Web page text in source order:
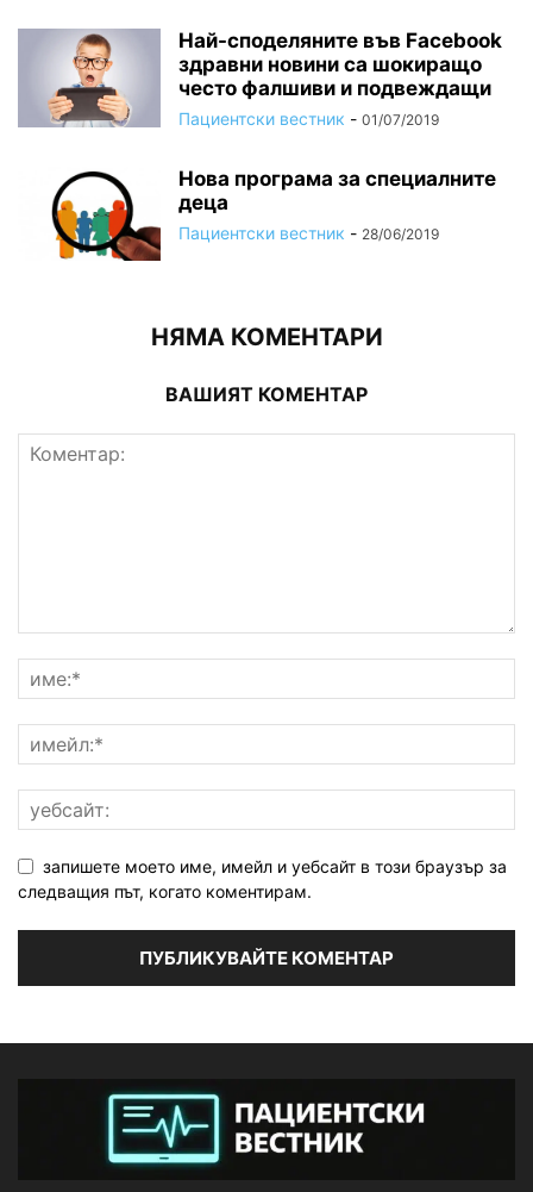
Най-споделяните във Facebook
здравни новини са шокиращо
често фалшиви и подвеждащи
Пациентски вестник - 01/07/2019
Нова програма за специалните
деца
Пациентски вестник - 28/06/2019
НЯМА КОМЕНТАРИ
ВАШИЯТ КОМЕНТАР
запишете моето име, имейл и уебсайт в този браузър за
следващия път, когато коментирам.